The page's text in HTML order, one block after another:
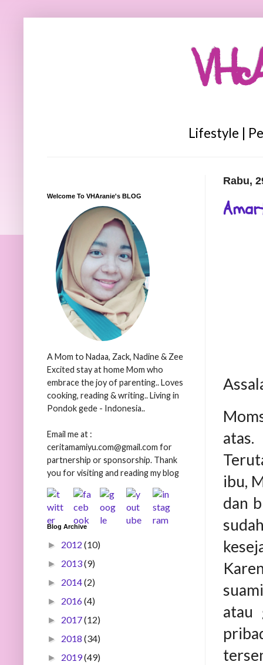
Lifestyle |
Rabu,
ibu,
dan
atau
Welcome To VHAranie's BLOG
A Mom to Nadaa, Zack, Nadine & Zee
Excited stay at home Mom who
embrace the joy of parenting.. Loves
cooking, reading & writing.. Living in
Pondok gede - Indonesia..
Email me at :
ceritamamiyu.com@gmail.com for
partnership or sponsorship. Thank
you for visiting and reading my blog
Blog Archive
► 2012 (10)
► 2013(9)
► 2014(2)
► 2016(4)
► 2017(12)
► 2018 (34)
► 2019(49)